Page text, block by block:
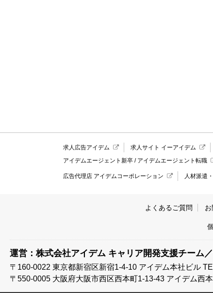
求人広告アイデム 求人サイト イーアイデム
アイデムエージェント新卒 / アイデムエージェント転職
広告代理店 アイデムコーポレーション 人材派遣
よくあるご質問
運営：株式会社アイデム キャリア開発支援チーム
〒160-0022 東京都新宿区新宿1-4-10 アイデム本社ビル
〒550-0005 大阪府大阪市西区西本町1-13-43 アイデム西